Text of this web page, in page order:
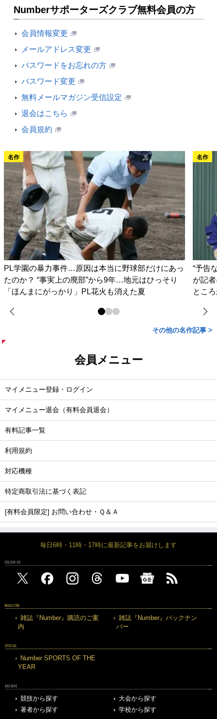
Numberサポーターズクラブ無料会員の方
会員情報変更
メールアドレス変更
パスワードをお忘れの方
パスワード変更
無料メールマガジン受信設定
退会はこちら
会員規約
名作
PL学園の暴力事件…原因は本当に野球部だけにあっ
たのか？ “事実上の廃部”から9年…地元はひっそり
「ほんまにがっかり」PL花火も消えた夏
名作
“予告
が記
とこ
その他の名作記事 >
会員メニュー
マイメニュー登録・ログイン
マイメニュー退会（有料会員退会）
有料記事一覧
利用規約
対応機種
特定商取引法に基づく表記
[有料会員限定] お問い合わせ・Ｑ＆Ａ
毎日6時・11時・17時に最新記事をお届けします
FOLLOW US
MAGAZINE
雑誌『Number』購読のご案
内
雑誌『Number』バックナン
バー
SPECIAL
Number SPORTS OF THE
YEAR
ARCHIVE
競技から探す
大会から探す
著者から探す
学校から探す